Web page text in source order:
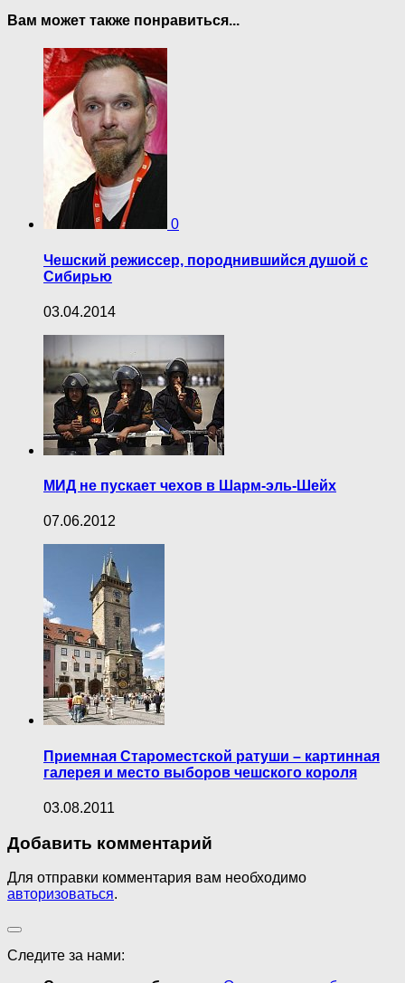
Вам может также понравиться...
0
Чешский режиссер, породнившийся душой с
Сибирью
03.04.2014
МИД не пускает чехов в Шарм-эль-Шейх
07.06.2012
Приемная Староместской ратуши – картинная
галерея и место выборов чешского короля
03.08.2011
Добавить комментарий
Для отправки комментария вам необходимо
авторизоваться.
Следите за нами: